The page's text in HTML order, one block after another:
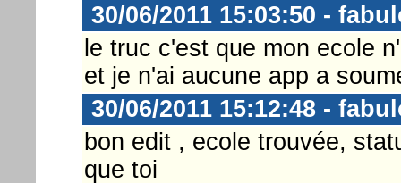
30/06/2011 15:03:50 -
le truc c'est que mon ecole
et je n'ai aucune app a
30/06/2011 15:12:48 -
bon edit , ecole trouvée,
que toi